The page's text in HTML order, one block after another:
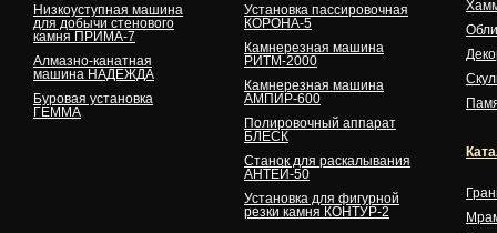
Низкоуступная машина
для добычи стенового
камня ПРИМА-7
Алмазно-канатная
машина НАДЕЖДА
Буровая установка
ГЕММА
Установка пассировочная
КОРОНА-5
Камнерезная машина
РИТМ-2000
Камнерезная машина
АМПИР-600
Полировочный аппарат
БЛЕСК
Станок для раскалывания
АНТЕЙ-50
Установка для фигурной
резки камня КОНТУР-2